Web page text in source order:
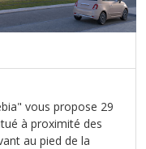
vous propose 29
à proximité des
au pied de la